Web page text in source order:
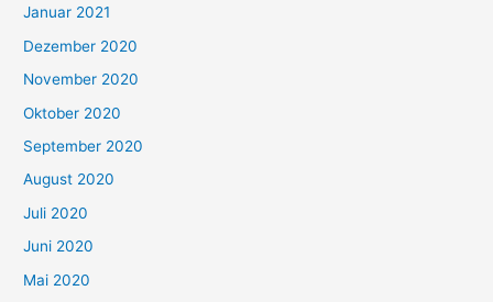
Januar 2021
Dezember 2020
November 2020
Oktober 2020
September 2020
August 2020
Juli 2020
Juni 2020
Mai 2020